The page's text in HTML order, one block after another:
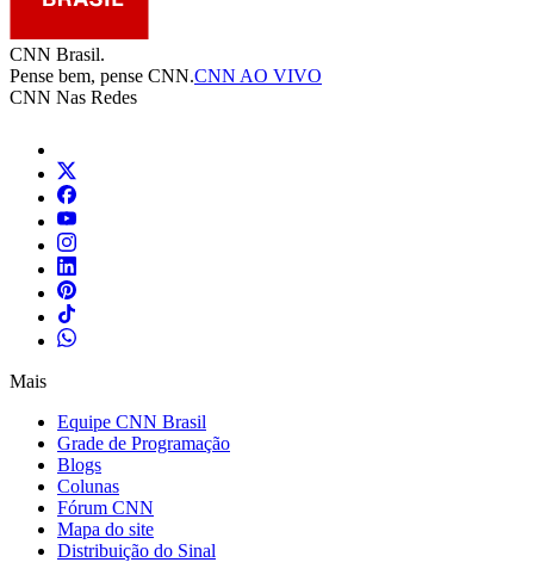
CNN Brasil.
Pense bem, pense CNN.CNN AO VIVO
CNN Nas Redes
Mais
Equipe CNN Brasil
Grade de Programação
Blogs
Colunas
Fórum CNN
Mapa do site
Distribuição do Sinal